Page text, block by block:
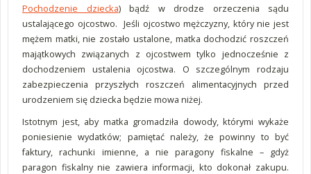
Pochodzenie dziecka) bądź w drodze orzeczenia sądu
ustalającego ojcostwo. Jeśli ojcostwo mężczyzny, który nie jest
mężem matki, nie zostało ustalone, matka dochodzić roszczeń
majątkowych związanych z ojcostwem tylko jednocześnie z
dochodzeniem ustalenia ojcostwa. O szczególnym rodzaju
zabezpieczenia przyszłych roszczeń alimentacyjnych przed
urodzeniem się dziecka będzie mowa niżej.
Istotnym jest, aby matka gromadziła dowody, którymi wykaże
poniesienie wydatków; pamiętać należy, że powinny to być
faktury, rachunki imienne, a nie paragony fiskalne – gdyż
paragon fiskalny nie zawiera informacji, kto dokonał zakupu.